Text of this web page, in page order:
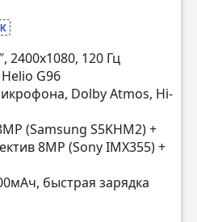
2400х1080, 120 Гц
G96
Dolby Atmos, Hi-
(Samsung S5KHM2) +
8MP (Sony IMX355) +
быстрая зарядка